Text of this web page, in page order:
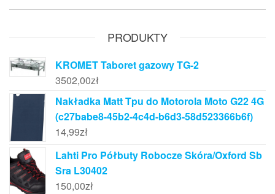
PRODUKTY
KROMET Taboret gazowy TG-2
3502,00zł
Nakładka Matt Tpu do Motorola Moto G22 4G
(c27babe8-45b2-4c4d-b6d3-58d523366b6f)
14,99zł
Lahti Pro Półbuty Robocze Skóra/Oxford Sb
Sra L30402
150,00zł